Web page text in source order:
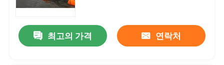
최고의 가격 연락처